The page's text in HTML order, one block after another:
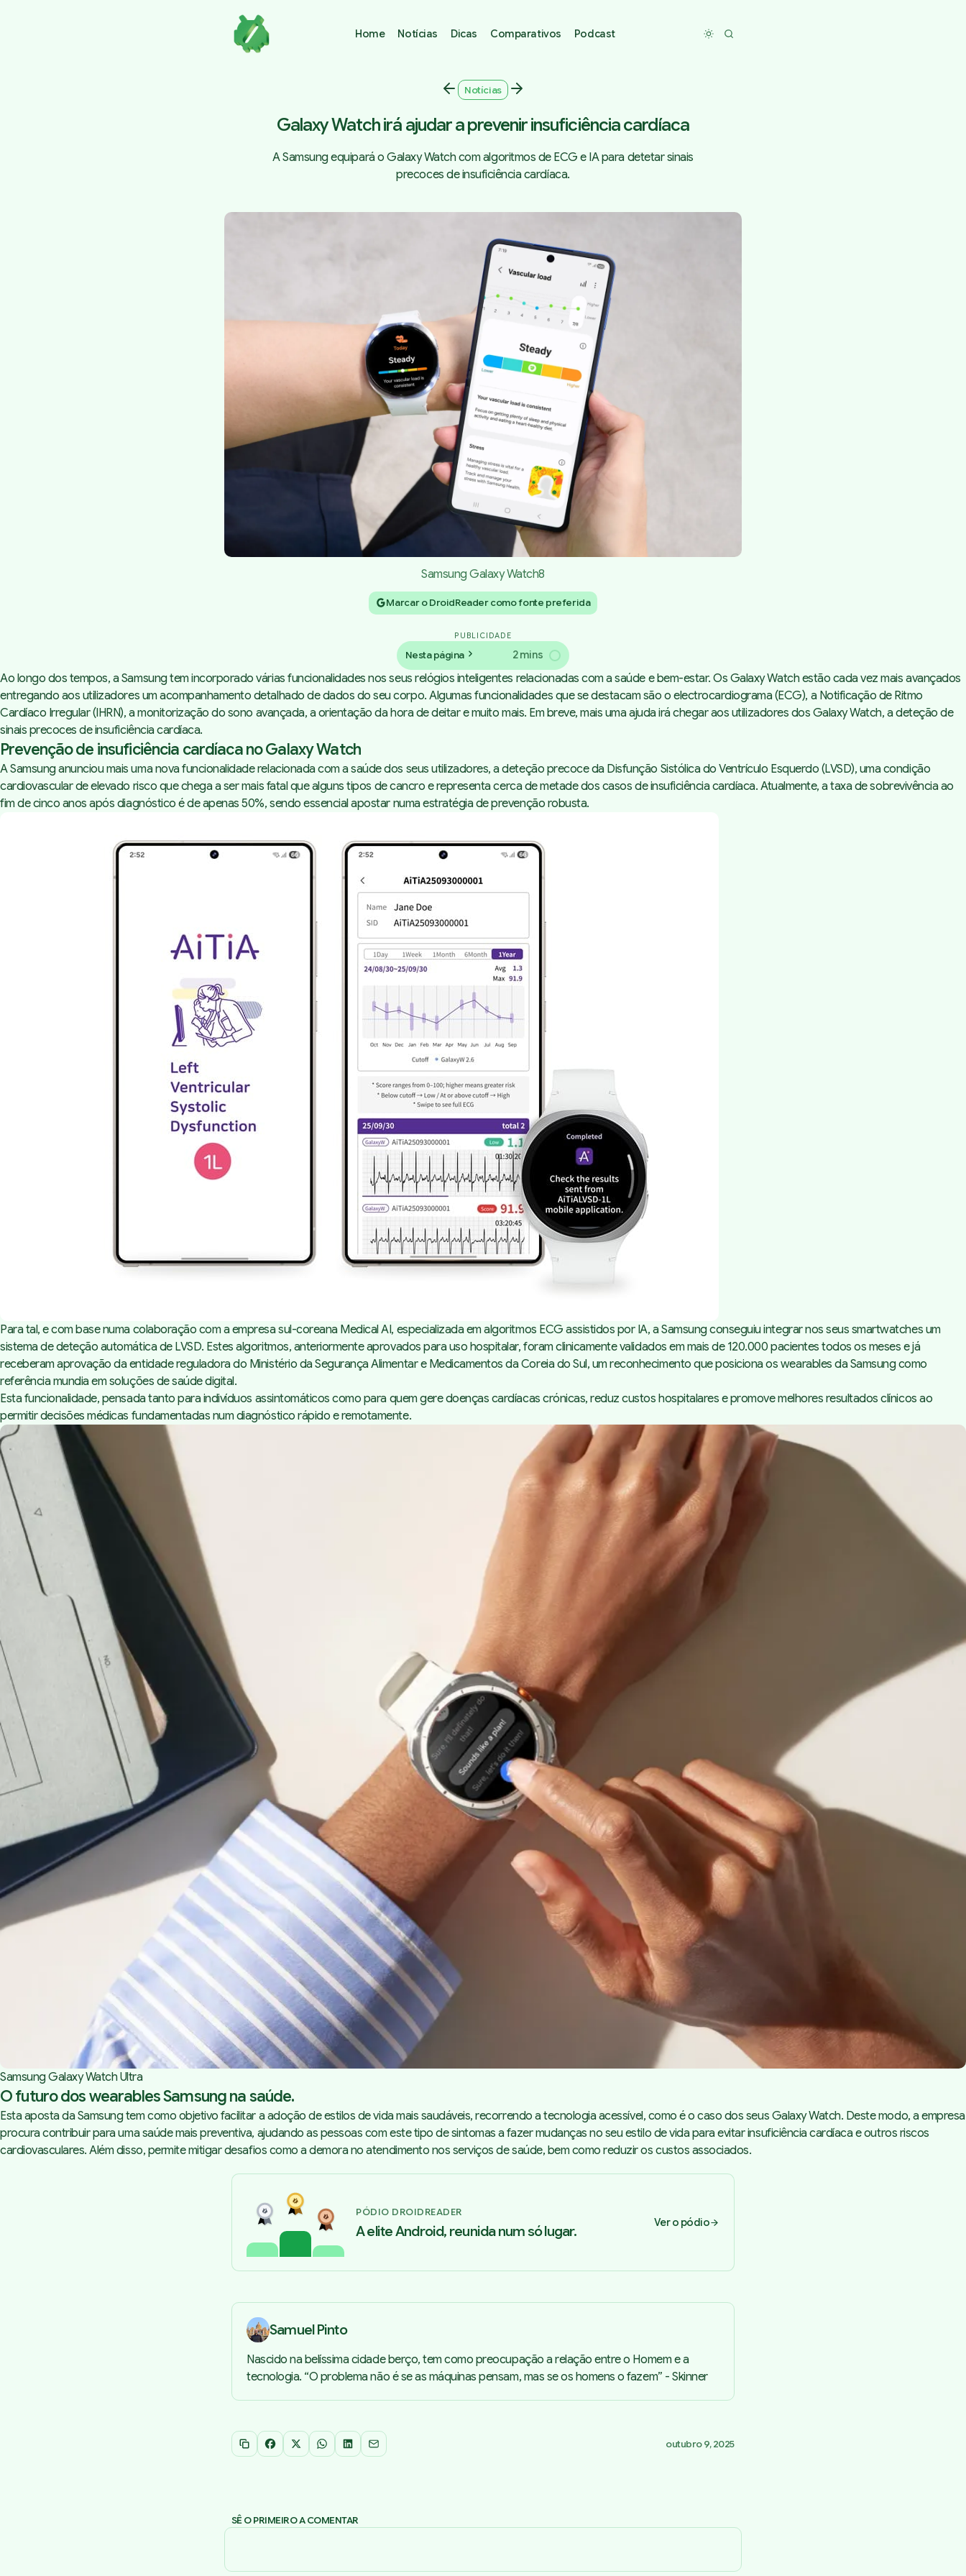
Home Notícias Dicas Comparativos Podcast Toggle dark mode
Notícias
Galaxy Watch irá ajudar a prevenir insuficiência cardíaca
A Samsung equipará o Galaxy Watch com algoritmos de ECG e IA para detetar sinais
precoces de insuficiência cardíaca.
Samsung Galaxy Watch8
Marcar o DroidReader como fonte preferida
PUBLICIDADE
Nesta página 2 mins
Ao longo dos tempos, a Samsung tem incorporado várias funcionalidades nos seus relógios inteligentes relacionadas com a saúde e bem-estar. Os Galaxy Watch estão cada vez mais avançados
entregando aos utilizadores um acompanhamento detalhado de dados do seu corpo. Algumas funcionalidades que se destacam são o electrocardiograma (ECG), a Notificação de Ritmo
Cardíaco Irregular (IHRN), a monitorização do sono avançada, a orientação da hora de deitar e muito mais. Em breve, mais uma ajuda irá chegar aos utilizadores dos Galaxy Watch, a deteção de
sinais precoces de insuficiência cardíaca.
Prevenção de insuficiência cardíaca no Galaxy Watch
A Samsunganuncioumais uma nova funcionalidade relacionada com a saúde dos seus utilizadores, a deteção precoce da Disfunção Sistólica do Ventrículo Esquerdo (LVSD), uma condição
cardiovascular de elevado risco que chega a ser mais fatal que alguns tipos de cancro e representa cerca de metade dos casos de insuficiência cardíaca. Atualmente, a taxa de sobrevivência ao
fim de cinco anos após diagnóstico é de apenas 50%, sendo essencial apostar numa estratégia de prevenção robusta.
Para tal, e com base numa colaboração com a empresa sul-coreana Medical AI, especializada em algoritmos ECG assistidos por IA, a Samsung conseguiu integrar nos seus smartwatches um
sistema de deteção automática de LVSD. Estes algoritmos, anteriormente aprovados para uso hospitalar, foram clinicamente validados em mais de 120.000 pacientes todos os meses e já
receberam aprovação da entidade reguladora do Ministério da Segurança Alimentar e Medicamentos da Coreia do Sul, um reconhecimento que posiciona os wearables da Samsung como
referência mundia em soluções de saúde digital.
Esta funcionalidade, pensada tanto para indivíduos assintomáticos como para quem gere doenças cardíacas crónicas, reduz custos hospitalares e promove melhores resultados clínicos ao
permitir decisões médicas fundamentadas num diagnóstico rápido e remotamente.
Samsung Galaxy Watch Ultra
O futuro dos wearables Samsung na saúde.
Esta aposta da Samsung tem como objetivo facilitar a adoção de estilos de vida mais saudáveis, recorrendo a tecnologia acessível, como é o caso dos seus Galaxy Watch. Deste modo, a empresa
procura contribuir para uma saúde mais preventiva, ajudando as pessoas com este tipo de sintomas a fazer mudanças no seu estilo de vida para evitar insuficiência cardíaca e outros riscos
cardiovasculares. Além disso, permite mitigar desafios como a demora no atendimento nos serviços de saúde, bem como reduzir os custos associados.
PÓDIO DROIDREADER
A elite Android, reunida num só lugar. Ver o pódio
Samuel Pinto
Nascido na belíssima cidade berço, tem como preocupação a relação entre o Homem e a
tecnologia. “O problema não é se as máquinas pensam, mas se os homens o fazem” - Skinner
Copiar link
Facebook
X WhatsApp
LinkedInEmail outubro 9, 2025
SÊ O PRIMEIRO A COMENTAR